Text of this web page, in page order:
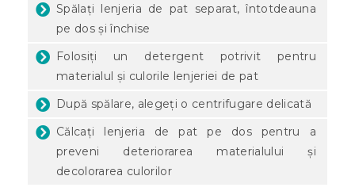
Spălați lenjeria de pat separat, întotdeauna
pe dos și închise
Folosiți un detergent potrivit pentru
materialul și culorile lenjeriei de pat
După spălare, alegeți o centrifugare delicată
Călcați lenjeria de pat pe dos pentru a
preveni deteriorarea materialului și
decolorarea culorilor